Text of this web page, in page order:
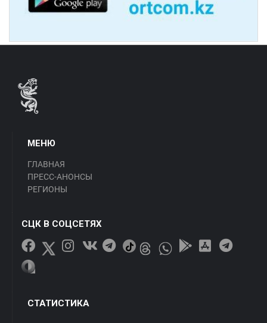
МЕНЮ
ГЛАВНАЯ
ПРЕСС-АНОНСЫ
РЕГИОНЫ
СЦК В СОЦСЕТЯХ
СТАТИСТИКА